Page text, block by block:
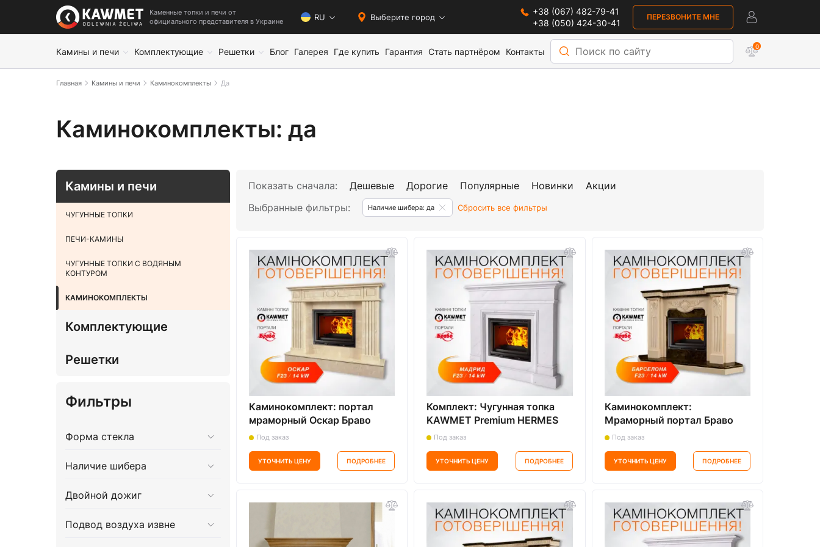
Каменные топки и печи от
официального представителя в Украине
RU Выберите город
+38 (067) 482-79-41
+38 (050) 424-30-41
ПЕРЕЗВОНИТЕ МНЕ
Камины и печи Комплектующие Решетки Блог Галерея Где купить Гарантия Стать партнёром Контакты 0
Главная Камины и печи Каминокомплекты Да
Каминокомплекты: да
Камины и печи
ЧУГУННЫЕ ТОПКИ
ПЕЧИ-КАМИНЫ
ЧУГУННЫЕ ТОПКИ С ВОДЯНЫМ
КОНТУРОМ
КАМИНОКОМПЛЕКТЫ
Комплектующие
Решетки
Фильтры
Форма стекла
Наличие шибера
Двойной дожиг
Подвод воздуха извне
Показать сначала: Дешевые Дорогие Популярные Новинки
Акции
Выбранные фильтры:
Наличие шибера: да Сбросить все фильтры
Каминокомплект: портал
мраморный Оскар Браво
(Botticino) с топкой на дровах
F23
Под заказ
УТОЧНИТЬ ЦЕНУ ПОДРОБНЕЕ
Комплект: Чугунная топка
KAWMET Premium HERMES
F23 с порталом Мадрид
Под заказ
УТОЧНИТЬ ЦЕНУ ПОДРОБНЕЕ
Каминокомплект:
Мраморный портал Браво
Барселона с топкой на
HERMES F23
Под заказ
УТОЧНИТЬ ЦЕНУ ПОДРОБНЕЕ